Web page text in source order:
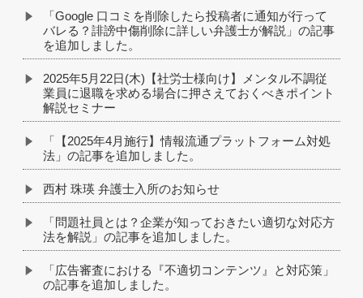
「Google 口コミを削除したら投稿者に通知が行って
バレる？誹謗中傷削除に詳しい弁護士が解説」の記事
を追加しました。
2025年5月22日(木)【社労士様向け】メンタル不調従
業員に退職を求める場合に押さえておくべきポイント
解説セミナー
「【2025年4月施行】情報流通プラットフォーム対処
法」の記事を追加しました。
西村 珠瑛 弁護士入所のお知らせ
「問題社員とは？企業が知っておきたい適切な対応方
法を解説」の記事を追加しました。
「広告審査における『不適切コンテンツ』と対応策」
の記事を追加しました。